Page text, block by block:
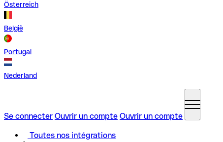
Österreich
België
Portugal
Nederland
Se connecter Ouvrir un compte Ouvrir un compte
Toutes nos intégrations